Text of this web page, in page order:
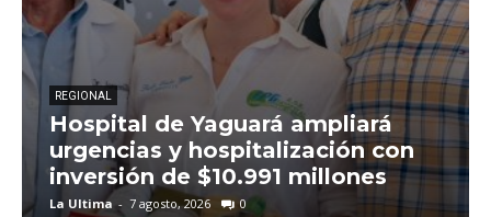
REGIONAL
Hospital de Yaguará ampliará
urgencias y hospitalización con
inversión de $10.991 millones
La Ultima - 7 agosto, 2026 0